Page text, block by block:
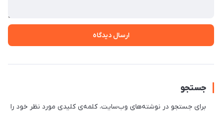
ارسال دیدگاه
جستجو
برای جستجو در نوشته‌های وب‌سایت، کلمه‌ی کلیدی مورد نظر خود را